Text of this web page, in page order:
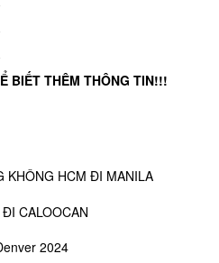
BIẾT THÊM THÔNG TIN!!!
KHÔNG HCM ĐI MANILA
CALOOCAN
2024